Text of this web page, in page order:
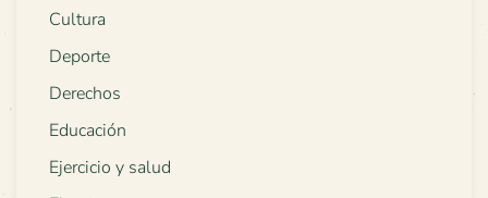
Cultura
Deporte
Derechos
Educación
Ejercicio y salud